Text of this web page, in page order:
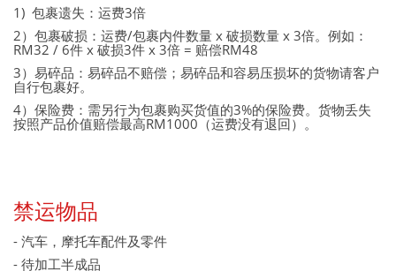
1) 包裹遗失：运费3倍
2）包裹破损：运费/包裹内件数量 x 破损数量 x 3倍。例如：
RM32 / 6件 x 破损3件 x 3倍 = 赔偿RM48
3）易碎品：易碎品不赔偿；易碎品和容易压损坏的货物请客户
自行包裹好。
4）保险费：需另行为包裹购买货值的3%的保险费。货物丢失
按照产品价值赔偿最高RM1000（运费没有退回）。
禁运物品
- 汽车，摩托车配件及零件
- 待加工半成品